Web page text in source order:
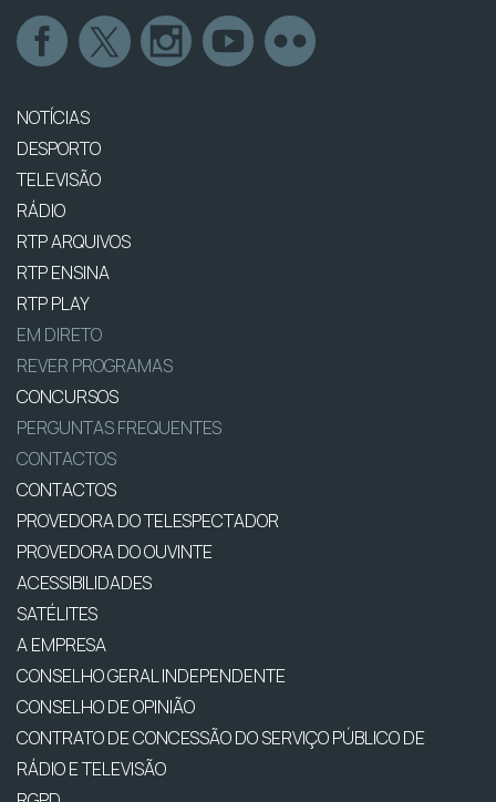
NOTÍCIAS
DESPORTO
TELEVISÃO
RÁDIO
RTP ARQUIVOS
RTP ENSINA
RTP PLAY
EM DIRETO
REVER PROGRAMAS
CONCURSOS
PERGUNTAS FREQUENTES
CONTACTOS
CONTACTOS
PROVEDORA DO TELESPECTADOR
PROVEDORA DO OUVINTE
ACESSIBILIDADES
SATÉLITES
A EMPRESA
CONSELHO GERAL INDEPENDENTE
CONSELHO DE OPINIÃO
CONTRATO DE CONCESSÃO DO SERVIÇO PÚBLICO DE
RÁDIO E TELEVISÃO